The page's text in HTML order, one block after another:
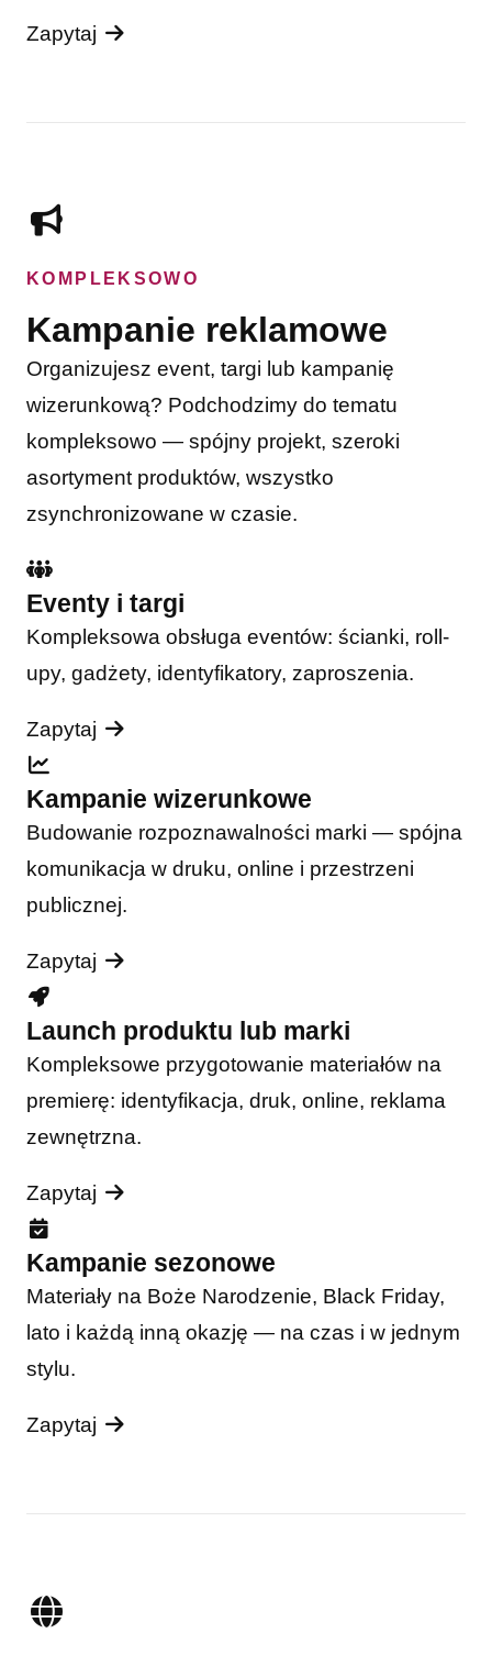
Zapytaj
KOMPLEKSOWO
Kampanie reklamowe
Organizujesz event, targi lub kampanię
wizerunkową? Podchodzimy do tematu
kompleksowo — spójny projekt, szeroki
asortyment produktów, wszystko
zsynchronizowane w czasie.
Eventy i targi
Kompleksowa obsługa eventów: ścianki, roll-
upy, gadżety, identyfikatory, zaproszenia.
Zapytaj
Kampanie wizerunkowe
Budowanie rozpoznawalności marki — spójna
komunikacja w druku, online i przestrzeni
publicznej.
Zapytaj
Launch produktu lub marki
Kompleksowe przygotowanie materiałów na
premierę: identyfikacja, druk, online, reklama
zewnętrzna.
Zapytaj
Kampanie sezonowe
Materiały na Boże Narodzenie, Black Friday,
lato i każdą inną okazję — na czas i w jednym
stylu.
Zapytaj